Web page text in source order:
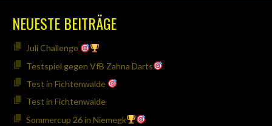
NEUESTE BEITRÄGE
Juli Challenge
Testspiel gegen VfB Zahna Darts
Test in Fichtenwalde
Test in Fichtenwalde
Sommercup 26 in Niemegk